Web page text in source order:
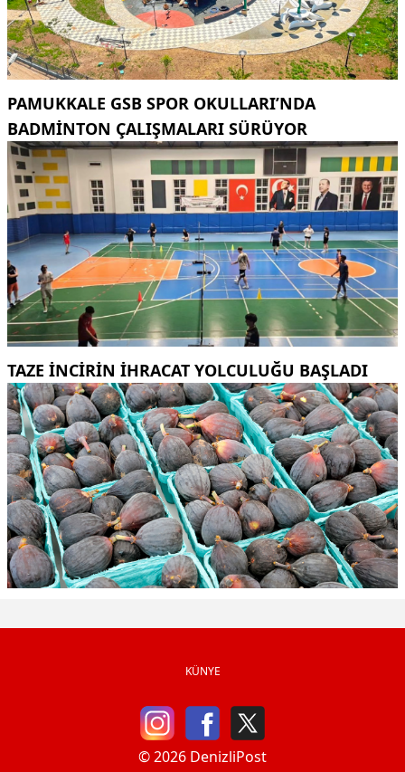
PAMUKKALE GSB SPOR OKULLARI’NDA
BADMINTON ÇALIŞMALARI SÜRÜYOR
TAZE INCIRIN IHRACAT YOLCULUĞU BAŞLADI
KÜNYE
© 2026 DenizliPost